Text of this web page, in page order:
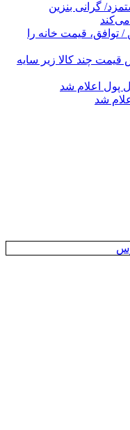
درصدی دستمزد/ گرانی بنزین
توافق، قیمت خانه را
قیمت چند کالا زیر سایه
پول اعلام شد
شد